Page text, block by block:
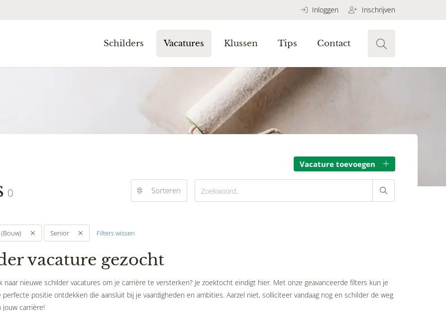
0 Sorteren
Vacature toevoegen
Senior Filters wissen
vacature gezocht
naar nieuwe schilder vacatures om je carrière te versterken? Je zoektocht eindigt hier. Met onze geavanceerde filters kun je
positie ontdekken die aansluit bij je vaardigheden en ambities. Aarzel niet, solliciteer vandaag nog en schilder de weg
jouw carrière!
Inloggen Inschrijven
Schilders Vacatures Klussen Tips Contact